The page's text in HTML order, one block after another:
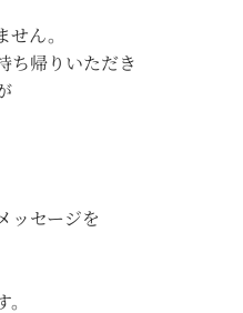
ん。
ち帰りいただき
ッセージを